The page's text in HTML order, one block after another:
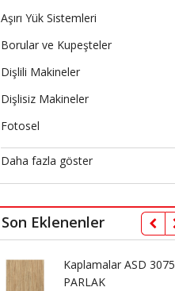
Aşırı Yük Sistemleri
Borular ve Kupeşteler
Dişlili Makineler
Dişlisiz Makineler
Fotosel
Daha fazla göster
Son Eklenenler
Kaplamalar ASD 3075
PARLAK